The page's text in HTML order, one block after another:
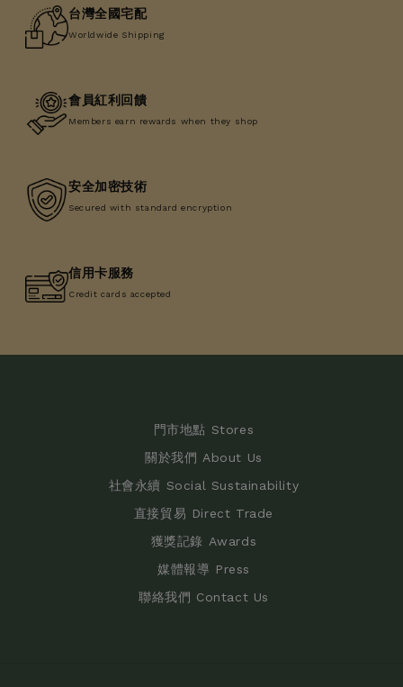
台灣全國宅配
Worldwide Shipping
會員紅利回饋
Members earn rewards when they shop
安全加密技術
Secured with standard encryption
信用卡服務
Credit cards accepted
門市地點 Stores
關於我們 About Us
社會永續 Social Sustainability
直接貿易 Direct Trade
獲獎記錄 Awards
媒體報導 Press
聯絡我們 Contact Us